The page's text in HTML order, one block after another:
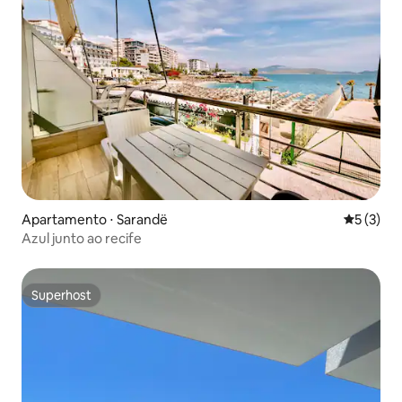
Apartamento ⋅ Sarandë 5 de
5 (3)
Azul junto ao recife
Superhost
Superhost